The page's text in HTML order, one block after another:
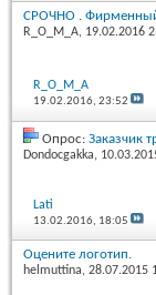
СРОЧНО . Фирменный
R_O_M_A, 19.02.2016
R_O_M_A
19.02.2016,23:52
Опрос: Заказчик
Dondocgakka,
Lati
13.02.2016, 18:05
Оцените логотип.
helmuttina, 28.07.2015